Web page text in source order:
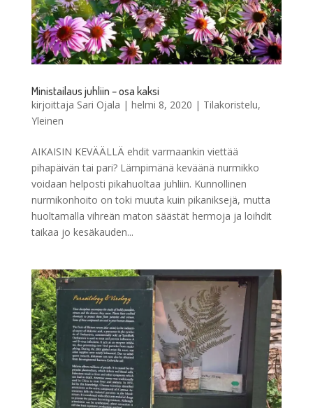
Ministailaus juhliin – osa kaksi
kirjoittaja Sari Ojala | helmi 8, 2020 | Tilakoristelu,
Yleinen
AIKAISIN KEVÄÄLLÄ ehdit varmaankin viettää
pihapäivän tai pari? Lämpimänä keväänä nurmikko
voidaan helposti pikahuoltaa juhliin. Kunnollinen
nurmikonhoito on toki muuta kuin pikaniksejä, mutta
huoltamalla vihreän maton säästät hermoja ja loihdit
taikaa jo kesäkauden...